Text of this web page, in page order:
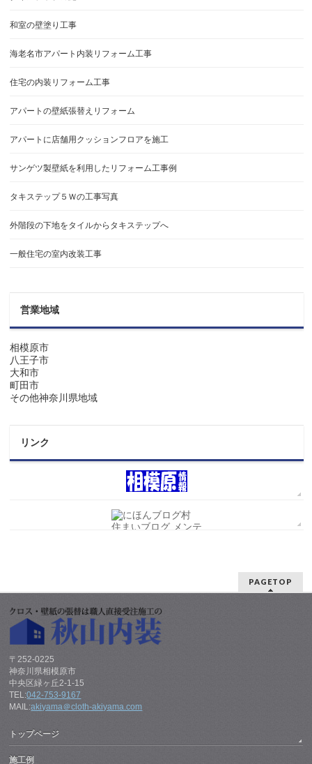
和室の壁塗り工事
海老名市アパート内装リフォーム工事
住宅の内装リフォーム工事
アパートの壁紙張替えリフォーム
アパートに店舗用クッションフロアを施工
サンゲツ製壁紙を利用したリフォーム工事例
タキステップ５Ｗの工事写真
外階段の下地をタイルからタキステップへ
一般住宅の室内改装工事
営業地域
相模原市
八王子市
大和市
町田市
その他神奈川県地域
リンク
PAGETOP
〒252-0225
神奈川県相模原市
中央区緑ヶ丘2-1-15
TEL:042-753-9167
MAIL:akiyama＠cloth-akiyama.com
トップページ
施工例